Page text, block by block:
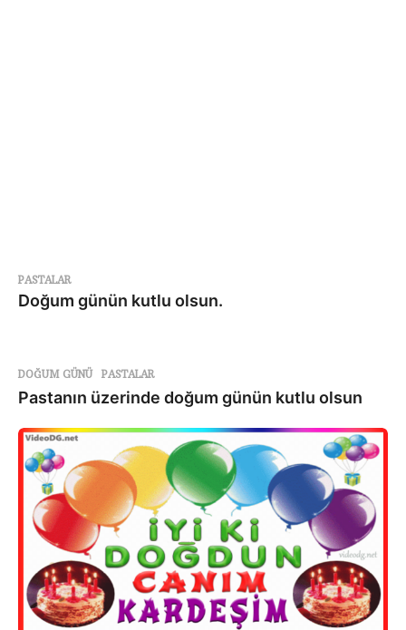
PASTALAR
Doğum günün kutlu olsun.
DOĞUM GÜNÜ ,PASTALAR
Pastanın üzerinde doğum günün kutlu olsun